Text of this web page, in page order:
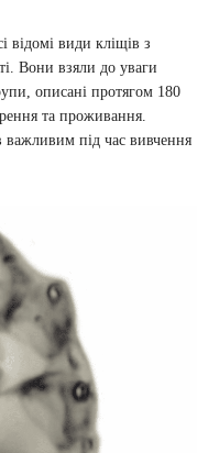
відомі види кліщів з
Вони взяли до уваги
описані протягом 180
та проживання.
важливим під час вивчення